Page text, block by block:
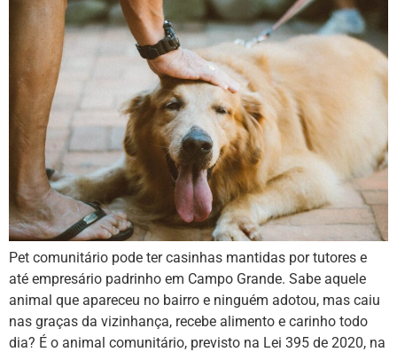
Pet comunitário pode ter casinhas mantidas por tutores e
até empresário padrinho em Campo Grande. Sabe aquele
animal que apareceu no bairro e ninguém adotou, mas caiu
nas graças da vizinhança, recebe alimento e carinho todo
dia? É o animal comunitário, previsto na Lei 395 de 2020, na